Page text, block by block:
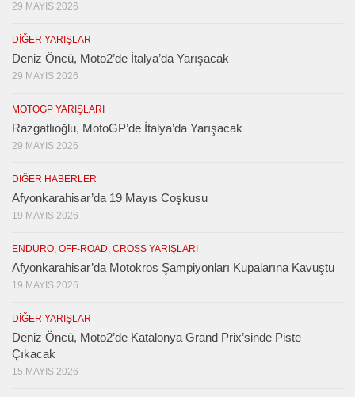
29 MAYIS 2026
DIĞER YARIŞLAR
Deniz Öncü, Moto2’de İtalya’da Yarışacak
29 MAYIS 2026
MOTOGP YARIŞLARI
Razgatlıoğlu, MotoGP’de İtalya’da Yarışacak
29 MAYIS 2026
DIĞER HABERLER
Afyonkarahisar’da 19 Mayıs Coşkusu
19 MAYIS 2026
ENDURO, OFF-ROAD, CROSS YARIŞLARI
Afyonkarahisar’da Motokros Şampiyonları Kupalarına Kavuştu
19 MAYIS 2026
DIĞER YARIŞLAR
Deniz Öncü, Moto2’de Katalonya Grand Prix’sinde Piste
Çıkacak
15 MAYIS 2026